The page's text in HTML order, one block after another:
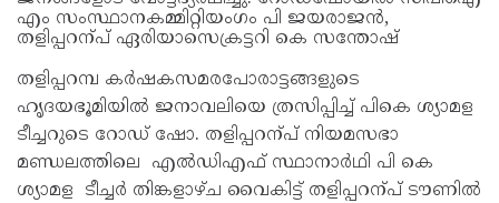
എം സംസ്ഥാനകമ്മിറ്റിയംഗം പി ജയരാജൻ,
തളിപ്പറന്പ്‌ ഏരിയാസെക്രട്ടറി കെ സന്തോഷ്‌
തളിപ്പറമ്പ കർഷകസമരപോരാട്ടങ്ങളുടെ
ഹൃദയഭൂമിയിൽ ജനാവലിയെ ത്രസിപ്പിച്ച്‌ പികെ ശ്യാമള
ടീച്ചറുടെ റോഡ്‌ ഷോ. തളിപ്പറന്പ്‌ നിയമസഭാ
മണ്ഡലത്തിലെ എൽഡിഎഫ്‌ സ്ഥാനാർഥി പി കെ
ശ്യാമള ടീച്ചർ തിങ്കളാഴ്‌ച വൈകിട്ട്‌ തളിപ്പറന്പ്‌ ട‍ൗണിൽ